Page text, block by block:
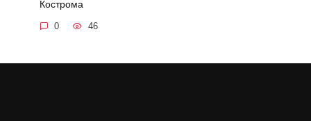
Кострома
0 46